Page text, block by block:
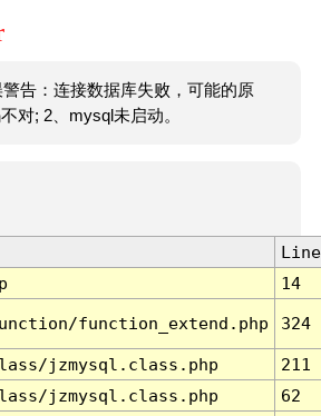
告：连接数据库失败，可能的原
对; 2、mysql未启动。
Line
14
function_extend.php 324
jzmysql.class.php
211
jzmysql.class.php
62